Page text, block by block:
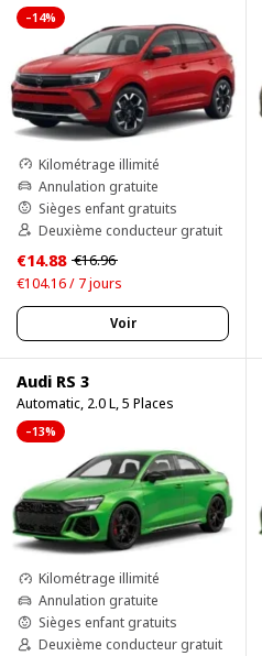
–14%
Kilométrage illimité
Annulation gratuite
Sièges enfant gratuits
Deuxième conducteur gratuit
€14.88 €16.96
€104.16 / 7 jours
Voir
Audi RS 3
Automatic, 2.0 L, 5 Places
–13%
Kilométrage illimité
Annulation gratuite
Sièges enfant gratuits
Deuxième conducteur gratuit